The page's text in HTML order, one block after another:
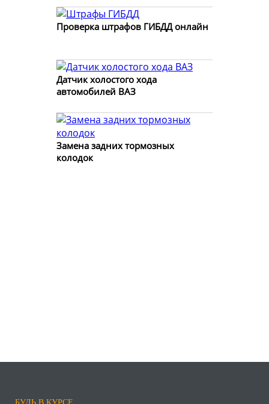
Проверка штрафов ГИБДД онлайн
Датчик холостого хода
автомобилей ВАЗ
Замена задних тормозных
колодок